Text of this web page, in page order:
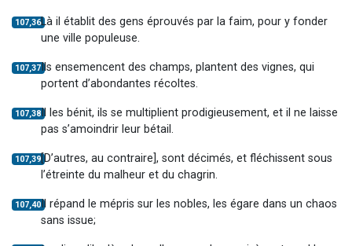
107,36Là il établit des gens éprouvés par la faim, pour y fonder
une ville populeuse.
107,37 Ils ensemencent des champs, plantent des vignes, qui
portent d’abondantes récoltes.
107,38 Il les bénit, ils se multiplient prodigieusement, et il ne laisse
pas s’amoindrir leur bétail.
107,39[D’autres, au contraire], sont décimés, et fléchissent sous
l’étreinte du malheur et du chagrin.
107,40 Il répand le mépris sur les nobles, les égare dans un chaos
sans issue;